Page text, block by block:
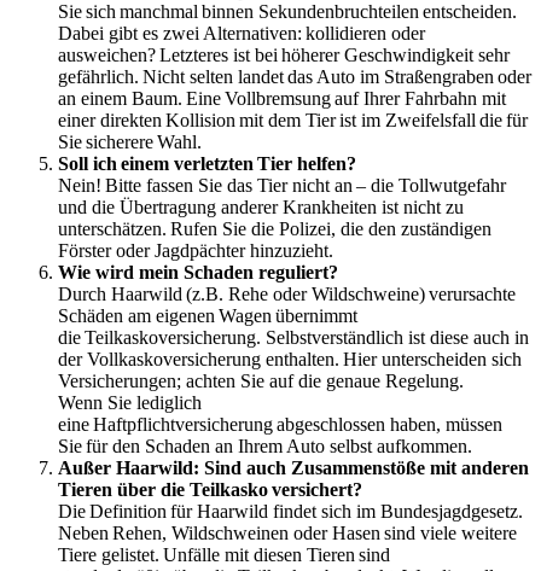
Sie sich manchmal binnen Sekundenbruchteilen entscheiden.
Dabei gibt es zwei Alternativen: kollidieren oder
ausweichen? Letzteres ist bei höherer Geschwindigkeit sehr
gefährlich. Nicht selten landet das Auto im Straßengraben oder
an einem Baum. Eine Vollbremsung auf Ihrer Fahrbahn mit
einer direkten Kollision mit dem Tier ist im Zweifelsfall die für
Sie sicherere Wahl.
Soll ich einem verletzten Tier helfen?
Nein! Bitte fassen Sie das Tier nicht an – die Tollwutgefahr
und die Übertragung anderer Krankheiten ist nicht zu
unterschätzen. Rufen Sie die Polizei, die den zuständigen
Förster oder Jagdpächter hinzuzieht.
Wie wird mein Schaden reguliert?
Durch Haarwild (z.B. Rehe oder Wildschweine) verursachte
Schäden am eigenen Wagen übernimmt
die Teilkaskoversicherung. Selbstverständlich ist diese auch in
der Vollkaskoversicherung enthalten. Hier unterscheiden sich
Versicherungen; achten Sie auf die genaue Regelung.
Wenn Sie lediglich
eine Haftpflichtversicherung abgeschlossen haben, müssen
Sie für den Schaden an Ihrem Auto selbst aufkommen.
Außer Haarwild: Sind auch Zusammenstöße mit anderen
Tieren über die Teilkasko versichert?
Die Definition für Haarwild findet sich im Bundesjagdgesetz.
Neben Rehen, Wildschweinen oder Hasen sind viele weitere
Tiere gelistet. Unfälle mit diesen Tieren sind